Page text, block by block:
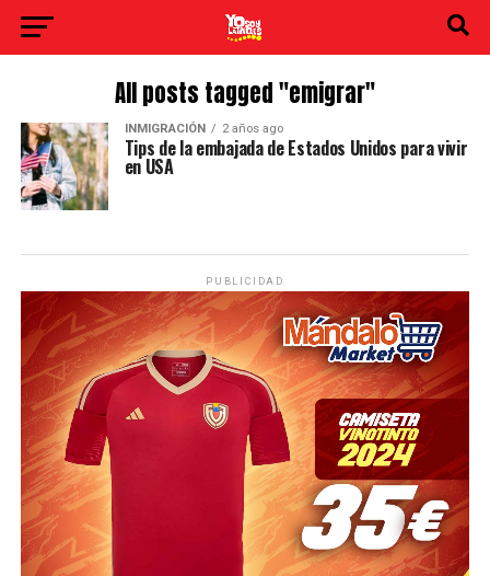
All posts tagged "emigrar"
INMIGRACIÓN 2 años ago
Tips de la embajada de Estados Unidos para vivir
en USA
PUBLICIDAD